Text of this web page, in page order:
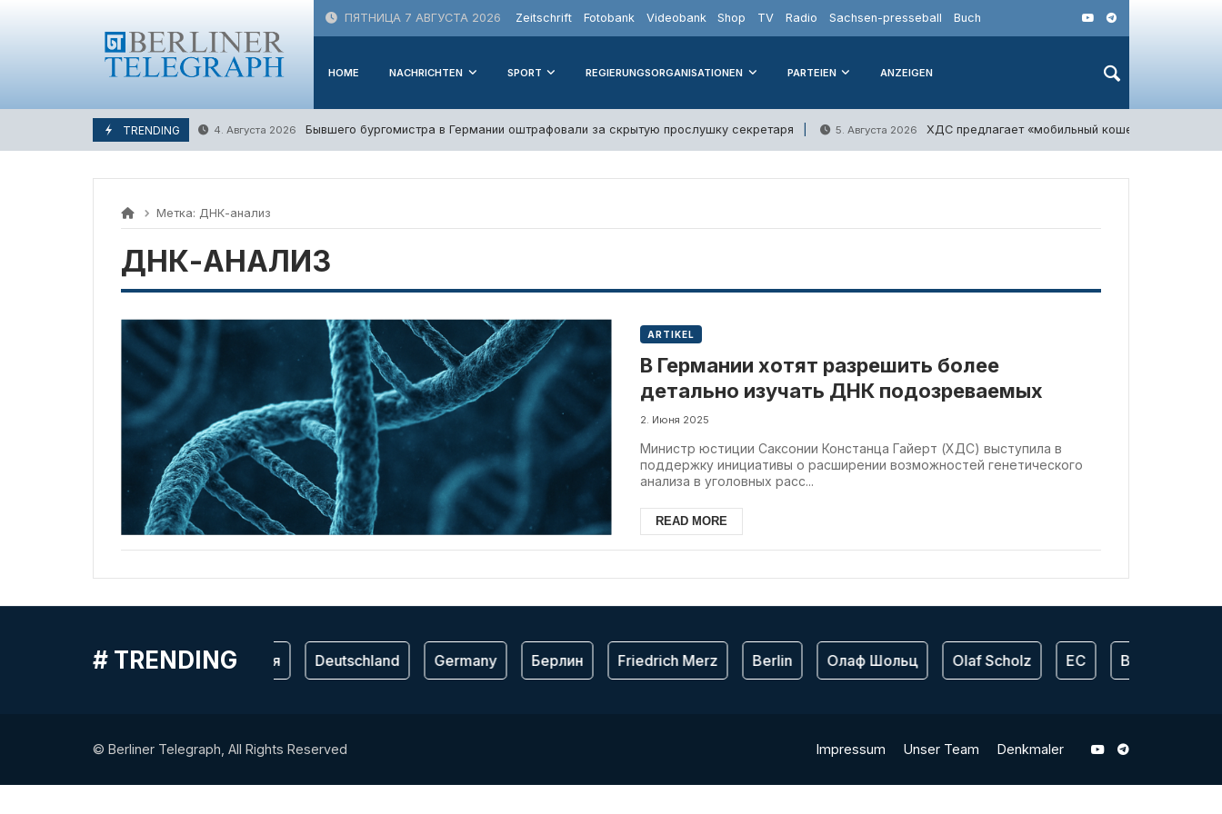
ПЯТНИЦА 7 АВГУСТА 2026 Zeitschrift Fotobank Videobank Shop TV Radio Sachsen-presseball Buch
HOME NACHRICHTEN SPORT REGIERUNGSORGANISATIONEN PARTEIEN ANZEIGEN
TRENDING 4. Августа 2026 Бывшего бургомистра в Германии оштрафовали за скрытую прослушку секретаря 5. Августа 2026 ХДС предлагает «мобильный кошелек» вместо
Метка: ДНК-анализ
ДНК-АНАЛИЗ
ARTIKEL
В Германии хотят разрешить более
детально изучать ДНК подозреваемых
2. Июня 2025
Министр юстиции Саксонии Констанца Гайерт (ХДС) выступила в
поддержку инициативы о расширении возможностей генетического
анализа в уголовных расс...
READ MORE
# TRENDINGГермания Deutschland Germany Берлин Friedrich Merz Berlin Олаф Шольц Olaf Scholz ЕС Bundeswehr
© Berliner Telegraph, All Rights Reserved Impressum Unser Team Denkmaler